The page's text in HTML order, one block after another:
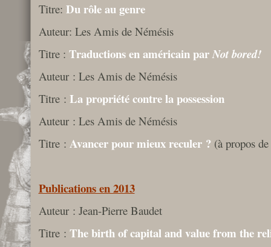
Titre: Du rôle au genre
Auteur: Les Amis de Némésis
Titre : Traductions en américain parNot bored!
Auteur : Les Amis de Némésis
Titre : La propriété contre la possession
Auteur : Les Amis de Némésis
Titre : Avancer pour mieux reculer ? (à propos
Publications en 2013
Auteur : Jean-Pierre Baudet
Titre : The birth of capital and value from the